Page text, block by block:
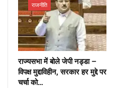
राजनीति
राज्यसभा में बोले जेपी नड्डा –
विपक्ष मुद्दाविहीन, सरकार हर मुद्दे पर
चर्चा को…